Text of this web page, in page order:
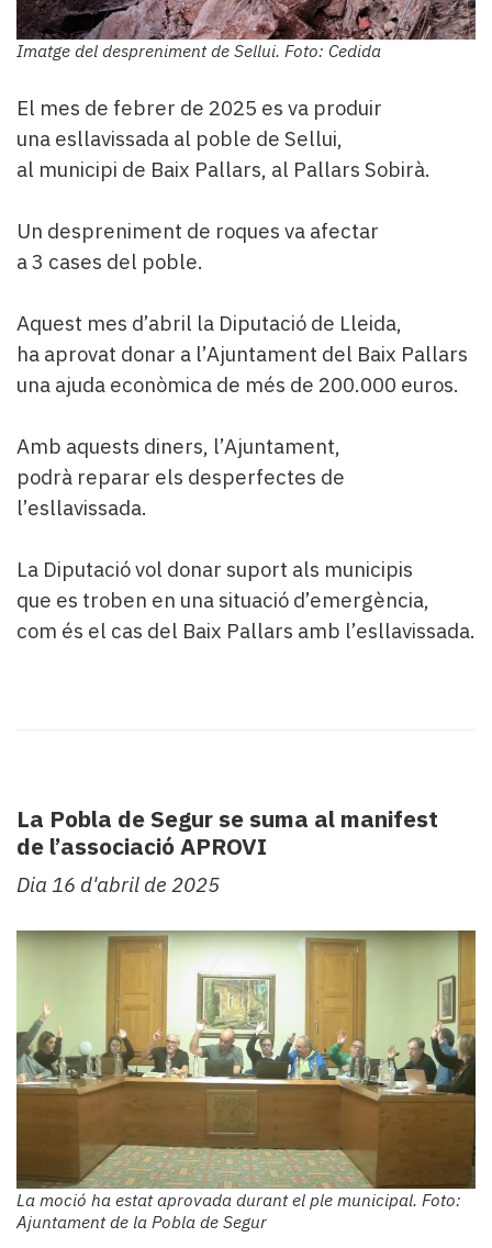
Imatge del despreniment de Sellui. Foto: Cedida
El mes de febrer de 2025 es va produir
una esllavissada al poble de Sellui,
al municipi de Baix Pallars, al Pallars Sobirà.
Un despreniment de roques va afectar
a 3 cases del poble.
Aquest mes d’abril la Diputació de Lleida,
ha aprovat donar a l’Ajuntament del Baix Pallars
una ajuda econòmica de més de 200.000 euros.
Amb aquests diners, l’Ajuntament,
podrà reparar els desperfectes de
l’esllavissada.
La Diputació vol donar suport als municipis
que es troben en una situació d’emergència,
com és el cas del Baix Pallars amb l’esllavissada.
La Pobla de Segur se suma al manifest
de l’associació APROVI
Dia 16 d'abril de 2025
La moció ha estat aprovada durant el ple municipal. Foto:
Ajuntament de la Pobla de Segur